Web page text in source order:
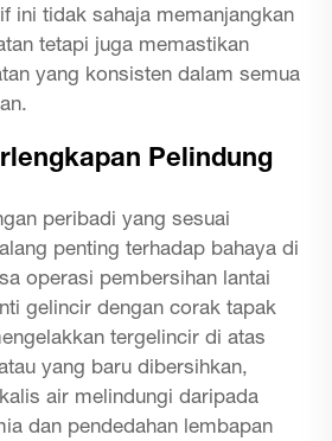
ini tidak sahaja memanjangkan
tetapi juga memastikan
yang konsisten dalam semua
Pelindung
peribadi yang sesuai
penting terhadap bahaya di
operasi pembersihan lantai
gelincir dengan corak tapak
tergelincir di atas
yang baru dibersihkan,
air melindungi daripada
dan pendedahan lembapan